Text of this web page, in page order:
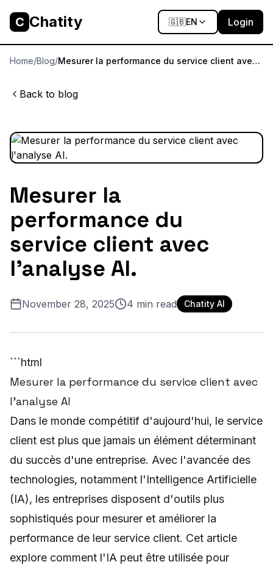
C Chatity 🇬🇧EN Login
Home/Blog/Mesurer la performance du service client avec
Back to blog
Mesurer la
performance du
service client avec
l'analyse AI.
November 28, 2025 4 min read Chatity AI
```html
Mesurer la performance du service client avec
l'analyse AI
Dans le monde compétitif d'aujourd'hui, le service
client est plus que jamais un élément déterminant
du succès d'une entreprise. Avec l'avancée des
technologies, notamment l'Intelligence Artificielle
(IA), les entreprises disposent d'outils plus
sophistiqués pour mesurer et améliorer la
performance de leur service client. Cet article
explore comment l'IA peut être utilisée pour